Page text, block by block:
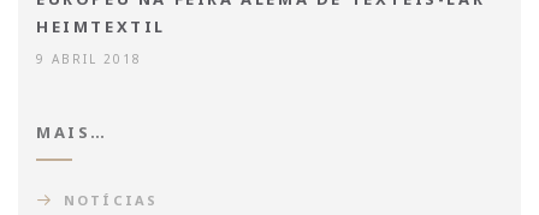
HEIMTEXTIL
9 ABRIL 2018
MAIS…
NOTÍCIAS